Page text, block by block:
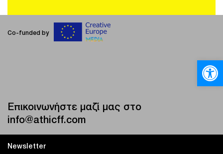
Co-funded by
Επικοινωνήστε μαζί μας στο
info@athicff.com
Newsletter